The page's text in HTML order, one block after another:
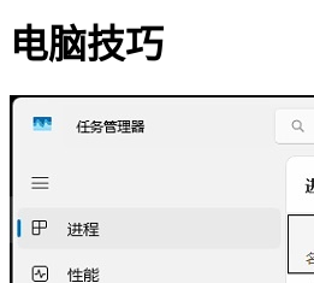
电脑技巧